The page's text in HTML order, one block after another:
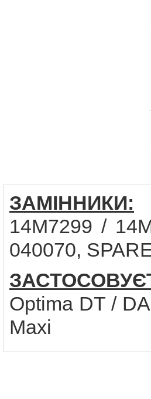
ЗАМІННИКИ:
14M7299 /
040070,
Optima DT /
Maxi